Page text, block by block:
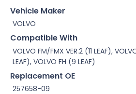
Vehicle Maker
VOLVO
Compatible With
VOLVO FM/FMX VER.2 (11 LEAF),
LEAF), VOLVO FH (9 LEAF)
Replacement OE
257658-09